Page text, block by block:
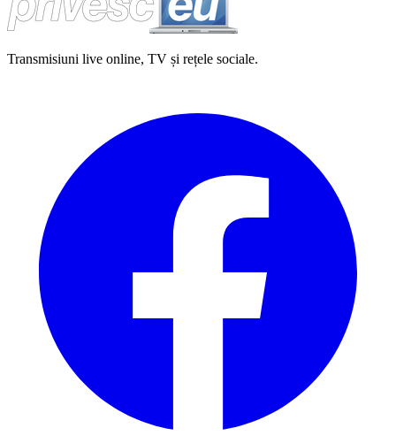
Transmisiuni live online, TV și rețele sociale.